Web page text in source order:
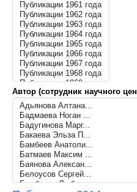
Автор (сотрудник научного